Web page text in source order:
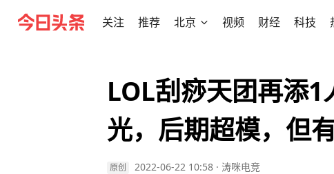
关注 推荐 北京 视频 财经 科技
LOL刮痧天团再添
光，后期超模，但
原创 2022-06-22 10:58 · 涛咪电竞